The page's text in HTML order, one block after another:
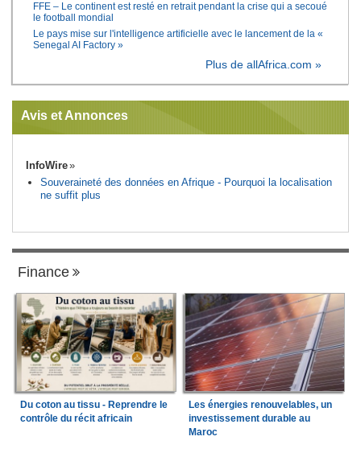
FFE – Le continent est resté en retrait pendant la crise qui a secoué
le football mondial
Le pays mise sur l'intelligence artificielle avec le lancement de la «
Senegal AI Factory »
Plus de allAfrica.com »
Avis et Annonces
InfoWire
Souveraineté des données en Afrique - Pourquoi la localisation
ne suffit plus
Finance
Du coton au tissu - Reprendre le
contrôle du récit africain
Les énergies renouvelables, un
investissement durable au
Maroc